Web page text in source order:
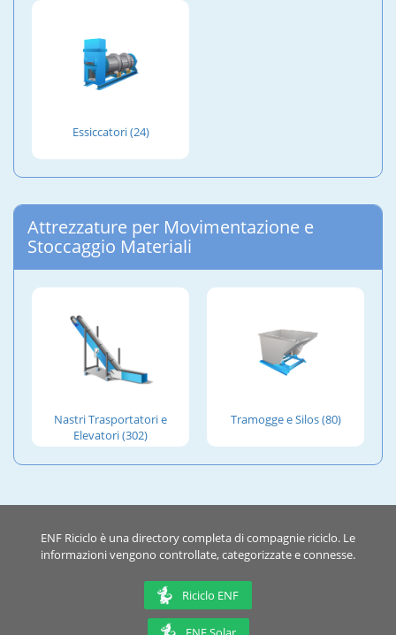
Essiccatori (24)
Attrezzature per Movimentazione e
Stoccaggio Materiali
Nastri Trasportatori e
Elevatori (302)
Tramogge e Silos (80)
ENF Riciclo è una directory completa di compagnie riciclo. Le
informazioni vengono controllate, categorizzate e connesse.
Riciclo ENF